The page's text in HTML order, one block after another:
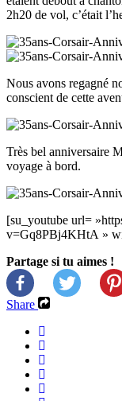
2h20 de vol, c’était
Nous avons regagné
conscient de cette
Très bel anniversaire
voyage à bord.
[su_youtube url=
v=Gq8PBj4KHtA »
Partage si tu aimes !
Share